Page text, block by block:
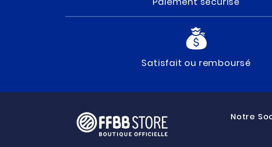
Satisfait ou remboursé
Notre